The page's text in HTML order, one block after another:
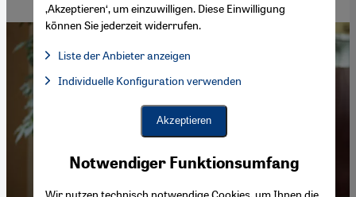
Notwendiger Funktionsumfang
Wir nutzen technisch notwendige Cookies, um Ihnen die
‚Akzeptieren‘, um einzuwilligen. Diese Einwilligung
können Sie jederzeit widerrufen.
Liste der Anbieter anzeigen
Facebook Embed / Facebook Connect, Google Maps Embed,
Facebook Embed / Facebook Connect
Google Maps Embed
Individuelle Konfiguration verwenden
Akzeptieren